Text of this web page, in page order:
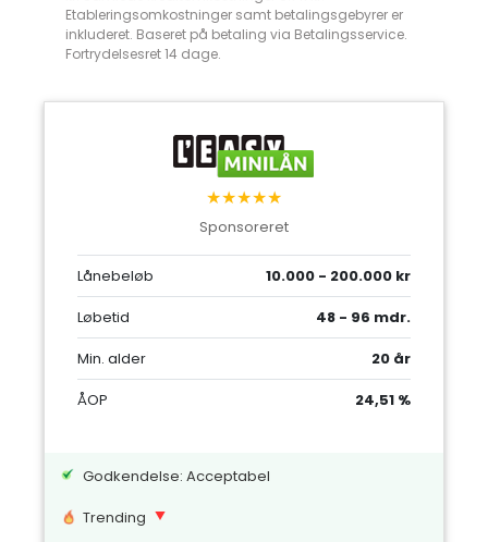
Etableringsomkostninger samt betalingsgebyrer er
inkluderet. Baseret på betaling via Betalingsservice.
Fortrydelsesret 14 dage.
★★★★★
Sponsoreret
Lånebeløb
10.000 - 200.000 kr
Løbetid
48 - 96 mdr.
Min. alder
20 år
ÅOP
24,51 %
Godkendelse: Acceptabel
Trending